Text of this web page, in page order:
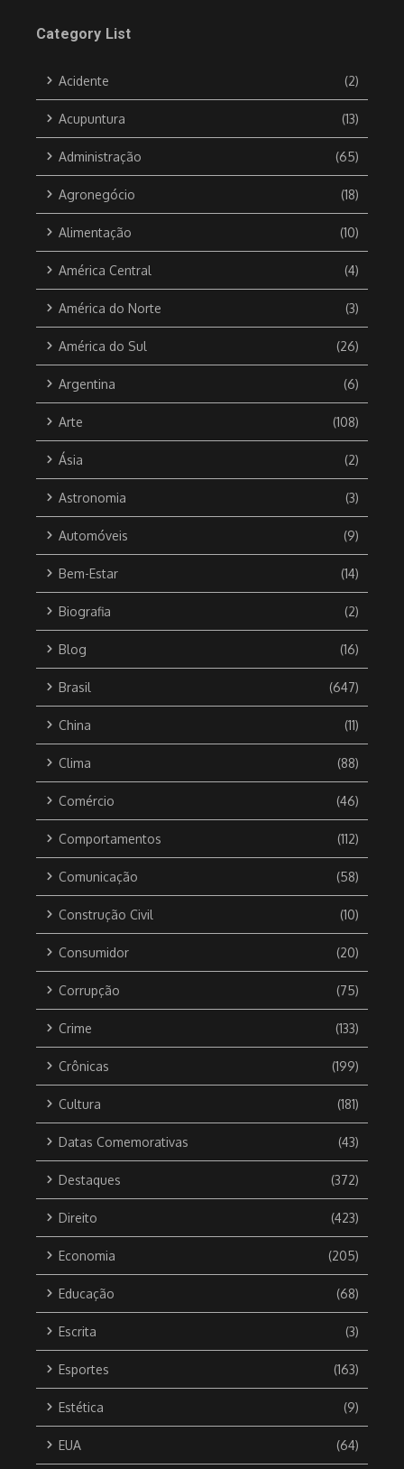
Category List
Acidente (2)
Acupuntura (13)
Administração (65)
Agronegócio (18)
Alimentação (10)
América Central (4)
América do Norte (3)
América do Sul (26)
Argentina (6)
Arte (108)
Ásia (2)
Astronomia (3)
Automóveis (9)
Bem-Estar (14)
Biografia (2)
Blog (16)
Brasil (647)
China (11)
Clima (88)
Comércio (46)
Comportamentos (112)
Comunicação (58)
Construção Civil (10)
Consumidor (20)
Corrupção (75)
Crime (133)
Crônicas (199)
Cultura (181)
Datas Comemorativas (43)
Destaques (372)
Direito (423)
Economia (205)
Educação (68)
Escrita (3)
Esportes (163)
Estética (9)
EUA (64)